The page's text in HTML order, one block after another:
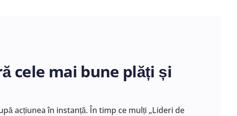
cele mai bune plăți și
acțiunea în instanță. În timp ce mulți „Lideri de